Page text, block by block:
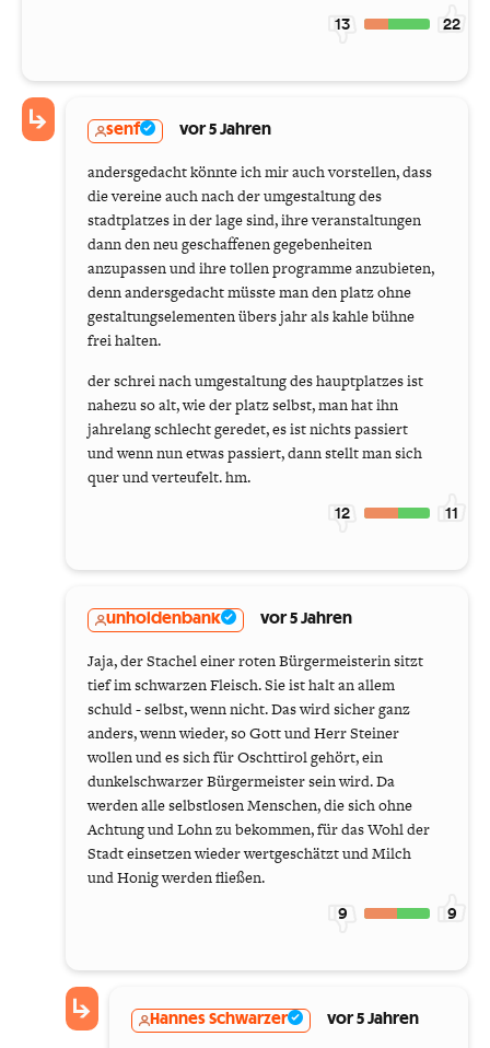
13 22
senf vor 5 Jahren
andersgedacht könnte ich mir auch vorstellen, dass
die vereine auch nach der umgestaltung des
stadtplatzes in der lage sind, ihre veranstaltungen
dann den neu geschaffenen gegebenheiten
anzupassen und ihre tollen programme anzubieten,
denn andersgedacht müsste man den platz ohne
gestaltungselementen übers jahr als kahle bühne
frei halten.
der schrei nach umgestaltung des hauptplatzes ist
nahezu so alt, wie der platz selbst, man hat ihn
jahrelang schlecht geredet, es ist nichts passiert
und wenn nun etwas passiert, dann stellt man sich
quer und verteufelt. hm.
12 11
unholdenbank vor 5 Jahren
Jaja, der Stachel einer roten Bürgermeisterin sitzt
tief im schwarzen Fleisch. Sie ist halt an allem
schuld - selbst, wenn nicht. Das wird sicher ganz
anders, wenn wieder, so Gott und Herr Steiner
wollen und es sich für Oschttirol gehört, ein
dunkelschwarzer Bürgermeister sein wird. Da
werden alle selbstlosen Menschen, die sich ohne
Achtung und Lohn zu bekommen, für das Wohl der
Stadt einsetzen wieder wertgeschätzt und Milch
und Honig werden fließen.
9 9
Hannes Schwarzer vor 5 Jahren